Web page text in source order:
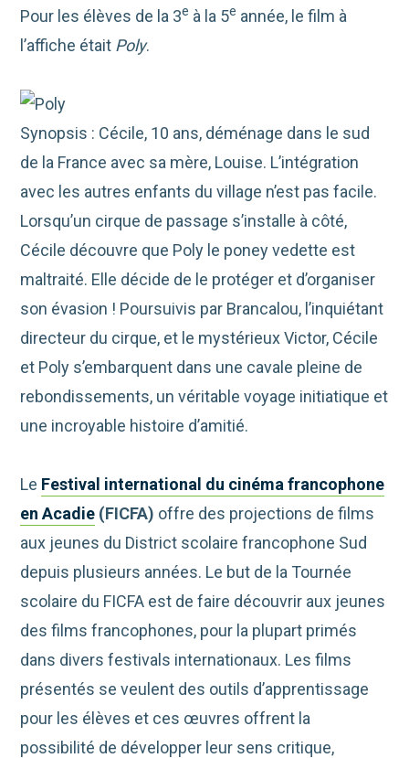
Pour les élèves de la 3e à la 5e année, le film à
l’affiche était Poly.
Synopsis : Cécile, 10 ans, déménage dans le sud
de la France avec sa mère, Louise. L’intégration
avec les autres enfants du village n’est pas facile.
Lorsqu’un cirque de passage s’installe à côté,
Cécile découvre que Poly le poney vedette est
maltraité. Elle décide de le protéger et d’organiser
son évasion ! Poursuivis par Brancalou, l’inquiétant
directeur du cirque, et le mystérieux Victor, Cécile
et Poly s’embarquent dans une cavale pleine de
rebondissements, un véritable voyage initiatique et
une incroyable histoire d’amitié.
Le Festival international du cinéma francophone
en Acadie (FICFA) offre des projections de films
aux jeunes du District scolaire francophone Sud
depuis plusieurs années. Le but de la Tournée
scolaire du FICFA est de faire découvrir aux jeunes
des films francophones, pour la plupart primés
dans divers festivals internationaux. Les films
présentés se veulent des outils d’apprentissage
pour les élèves et ces œuvres offrent la
possibilité de développer leur sens critique,